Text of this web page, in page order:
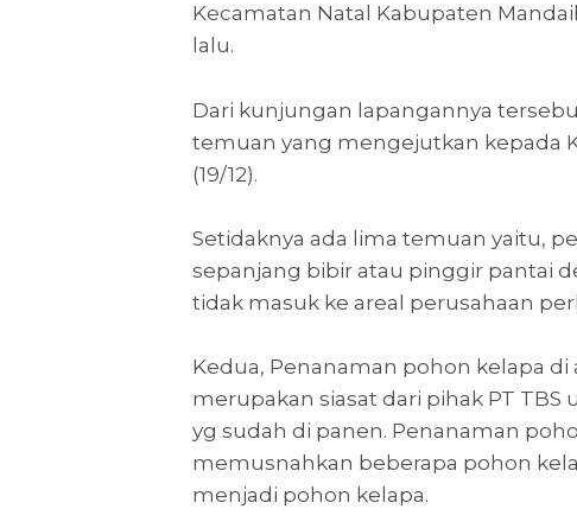
Kecamatan Natal Kabupaten
lalu.
Dari kunjungan lapangannya
temuan yang mengejutkan kepada
(19/12).
Setidaknya ada lima temuan yaitu,
sepanjang bibir atau pinggir pantai
tidak masuk ke areal perusahaan
Kedua, Penanaman pohon kelapa
merupakan siasat dari pihak PT
yg sudah di panen. Penanaman
memusnahkan beberapa pohon
menjadi pohon kelapa.